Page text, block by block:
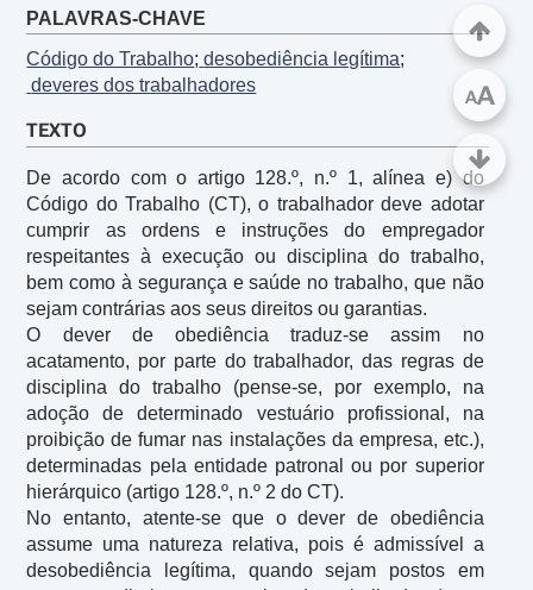
PALAVRAS-CHAVE
Código do Trabalho; desobediência legítima;
deveres dos trabalhadores
TEXTO
De acordo com o artigo 128.º, n.º 1, alínea e) do
Código do Trabalho (CT), o trabalhador deve adotar
cumprir as ordens e instruções do empregador
respeitantes à execução ou disciplina do trabalho,
bem como à segurança e saúde no trabalho, que não
sejam contrárias aos seus direitos ou garantias.
O dever de obediência traduz-se assim no
acatamento, por parte do trabalhador, das regras de
disciplina do trabalho (pense-se, por exemplo, na
adoção de determinado vestuário profissional, na
proibição de fumar nas instalações da empresa, etc.),
determinadas pela entidade patronal ou por superior
hierárquico (artigo 128.º, n.º 2 do CT).
No entanto, atente-se que o dever de obediência
assume uma natureza relativa, pois é admissível a
desobediência legítima, quando sejam postos em
AA